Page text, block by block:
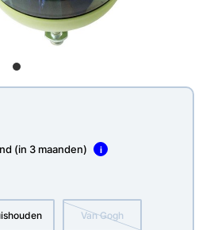
(in 3 maanden) i
Van Gogh